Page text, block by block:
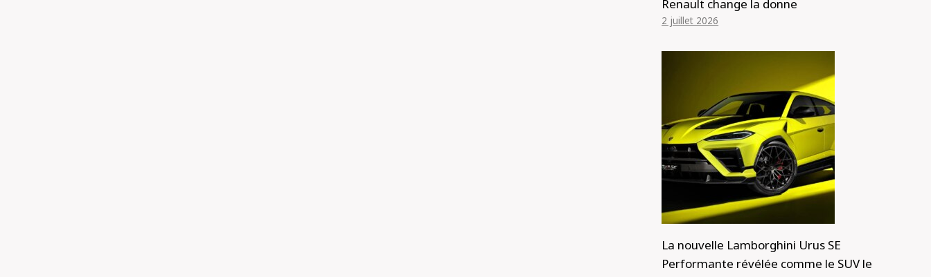
Renault change la donne
2 juillet 2026
La nouvelle Lamborghini Urus SE
Performante révélée comme le SUV le